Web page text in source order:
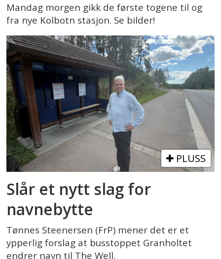
Mandag morgen gikk de første togene til og
fra nye Kolbotn stasjon. Se bilder!
PLUSS
Slår et nytt slag for
navnebytte
Tønnes Steenersen (FrP) mener det er et
ypperlig forslag at busstoppet Granholtet
endrer navn til The Well.